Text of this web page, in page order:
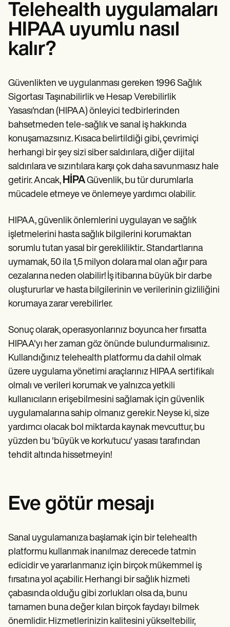
Telehealth uygulamaları
HIPAA uyumlu nasıl
kalır?
Güvenlikten ve uygulanması gereken 1996 Sağlık
Sigortası Taşınabilirlik ve Hesap Verebilirlik
Yasası'ndan (HIPAA) önleyici tedbirlerinden
bahsetmeden tele-sağlık ve sanal iş hakkında
konuşamazsınız. Kısaca belirtildiği gibi, çevrimiçi
herhangi bir şey sizi siber saldırılara, diğer dijital
saldırılara ve sızıntılara karşı çok daha savunmasız hale
getirir. Ancak, HİPAGüvenlik, bu tür durumlarla
mücadele etmeye ve önlemeye yardımcı olabilir.
HIPAA, güvenlik önlemlerini uygulayan ve sağlık
işletmelerini hasta sağlık bilgilerini korumaktan
sorumlu tutan yasal bir gerekliliktir.. Standartlarına
uymamak, 50 ila 1,5 milyon dolara mal olan ağır para
cezalarına neden olabilir! İş itibarına büyük bir darbe
oluştururlar ve hasta bilgilerinin ve verilerinin gizliliğini
korumaya zarar verebilirler.
Sonuç olarak, operasyonlarınız boyunca her fırsatta
HIPAA'yı her zaman göz önünde bulundurmalısınız.
Kullandığınız telehealth platformu da dahil olmak
üzere uygulama yönetimi araçlarınız HIPAA sertifikalı
olmalı ve verileri korumak ve yalnızca yetkili
kullanıcıların erişebilmesini sağlamak için güvenlik
uygulamalarına sahip olmanız gerekir. Neyse ki, size
yardımcı olacak bol miktarda kaynak mevcuttur, bu
yüzden bu 'büyük ve korkutucu' yasası tarafından
tehdit altında hissetmeyin!
Eve götür mesajı
Sanal uygulamanıza başlamak için bir telehealth
platformu kullanmak inanılmaz derecede tatmin
edicidir ve yararlanmanız için birçok mükemmel iş
fırsatına yol açabilir. Herhangi bir sağlık hizmeti
çabasında olduğu gibi zorlukları olsa da, bunu
tamamen buna değer kılan birçok faydayı bilmek
önemlidir. Hizmetlerinizin kalitesini yükseltebilir,